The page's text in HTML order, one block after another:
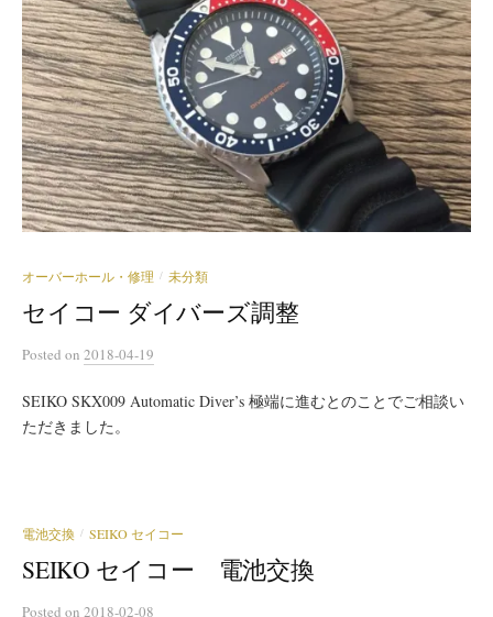
オーバーホール・修理 / 未分類
セイコー ダイバーズ調整
Posted on 2018-04-19
SEIKO SKX009 Automatic Diver’s 極端に進むとのことでご相談い
ただきました。
電池交換 / SEIKO セイコー
SEIKO セイコー 電池交換
Posted on 2018-02-08